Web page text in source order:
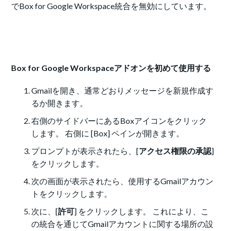
でBox for Google Workspace統合を無効にしています。
Box for Google Workspaceアドオンを初めて使用する
Gmailを開き、通常どおりメッセージを新規作成す
るか開きます。
右側のサイドバーにあるBoxアイコンをクリック
します。 右側に [Box] ペインが開きます。
プロンプトが表示されたら、[アクセス権限の承認]
をクリックします。
次の画面が表示されたら、使用するGmailアカウン
トをクリックします。
次に、[許可] をクリックします。 これにより、こ
の統合を通じてGmailアカウントに関する場所の設